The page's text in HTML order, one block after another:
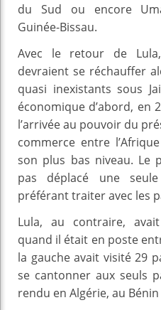
du Sud ou encore
Guinée-Bissau.
Avec le retour de
devraient se réchauffer
quasi inexistants sous
économique d’abord, en
l’arrivée au pouvoir du
commerce entre
son plus bas niveau. Le
pas déplacé une
préférant traiter avec les
Lula, au contraire,
quand il était en poste
la gauche avait visité 29
se cantonner aux seuls
rendu en Algérie, au